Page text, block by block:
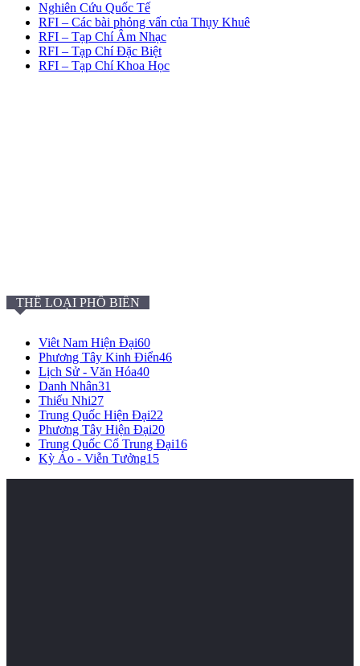
Nghiên Cứu Quốc Tế
RFI – Các bài phỏng vấn của Thụy Khuê
RFI – Tạp Chí Âm Nhạc
RFI – Tạp Chí Đặc Biệt
RFI – Tạp Chí Khoa Học
THỂ LOẠI PHỔ BIẾN
Viêt Nam Hiện Đại60
Phương Tây Kinh Điển46
Lịch Sử - Văn Hóa40
Danh Nhân31
Thiếu Nhi27
Trung Quốc Hiện Đại22
Phương Tây Hiện Đại20
Trung Quốc Cổ Trung Đại16
Kỳ Ảo - Viễn Tưởng15